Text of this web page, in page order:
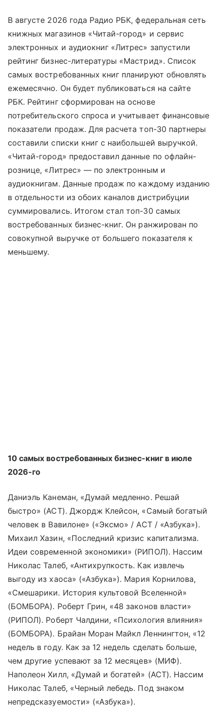
В августе 2026 года Радио РБК, федеральная сеть
книжных магазинов «Читай-город» и сервис
электронных и аудиокниг «Литрес» запустили
рейтинг бизнес-литературы «Мастрид». Список
самых востребованных книг планируют обновлять
ежемесячно. Он будет публиковаться на сайте
РБК. Рейтинг сформирован на основе
потребительского спроса и учитывает финансовые
показатели продаж. Для расчета топ-30 партнеры
составили списки книг с наибольшей выручкой.
«Читай-город» предоставил данные по офлайн-
рознице, «Литрес» — по электронным и
аудиокнигам. Данные продаж по каждому изданию
в отдельности из обоих каналов дистрибуции
суммировались. Итогом стал топ-30 самых
востребованных бизнес-книг. Он ранжирован по
совокупной выручке от большего показателя к
меньшему.
10 самых востребованных бизнес-книг в июле
2026-го
Даниэль Канеман, «Думай медленно. Решай
быстро» (АСТ). Джордж Клейсон, «Самый богатый
человек в Вавилоне» («Эксмо» / АСТ / «Азбука»).
Михаил Хазин, «Последний кризис капитализма.
Идеи современной экономики» (РИПОЛ). Нассим
Николас Талеб, «Антихрупкость. Как извлечь
выгоду из хаоса» («Азбука»). Мария Корнилова,
«Смешарики. История культовой Вселенной»
(БОМБОРА). Роберт Грин, «48 законов власти»
(РИПОЛ). Роберт Чалдини, «Психология влияния»
(БОМБОРА). Брайан Моран Майкл Леннингтон, «12
недель в году. Как за 12 недель сделать больше,
чем другие успевают за 12 месяцев» (МИФ).
Наполеон Хилл, «Думай и богатей» (АСТ). Нассим
Николас Талеб, «Черный лебедь. Под знаком
непредсказуемости» («Азбука»).